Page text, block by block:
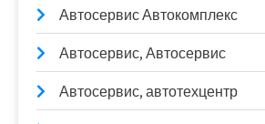
Автосервис Автокомплекс
Автосервис, Автосервис
Автосервис, автотехцентр